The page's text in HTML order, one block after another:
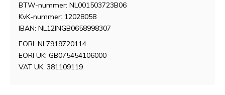
BTW-nummer: NL001503723B06
KvK-nummer: 12028058
IBAN: NL12INGB0658998307
EORI: NL7919720114
EORI UK: GB075454106000
VAT UK: 381109119